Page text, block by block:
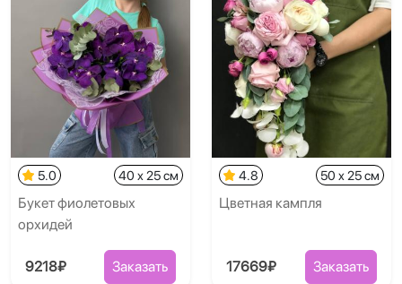
5.0 40 x 25 см
Букет фиолетовых
орхидей
9218₽ Заказать
4.8 50 x 25 см
Цветная кампля
17669₽ Заказать